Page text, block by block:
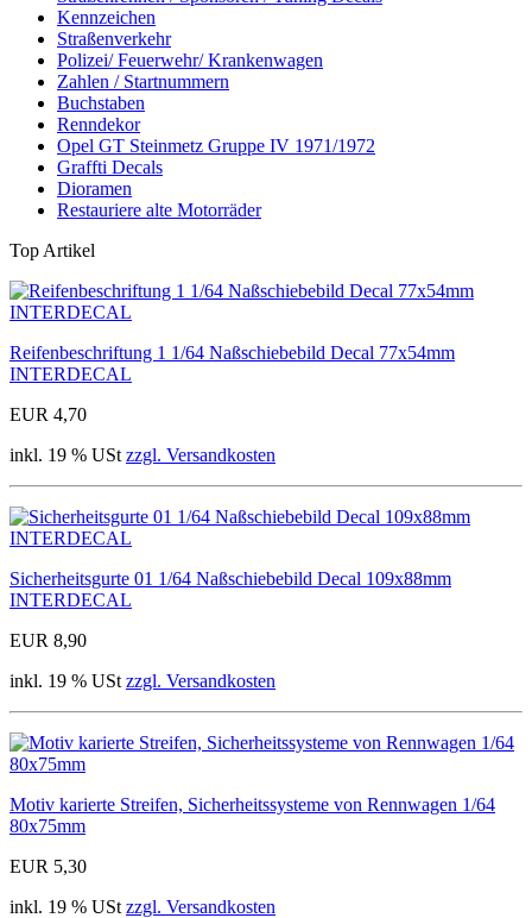
Kennzeichen
Straßenverkehr
Polizei/ Feuerwehr/ Krankenwagen
Zahlen / Startnummern
Buchstaben
Renndekor
Opel GT Steinmetz Gruppe IV 1971/1972
Graffti Decals
Dioramen
Restauriere alte Motorräder
Top Artikel
Reifenbeschriftung 1 1/64 Naßschiebebild Decal 77x54mm
INTERDECAL
EUR 4,70
inkl. 19 % USt zzgl. Versandkosten
Sicherheitsgurte 01 1/64 Naßschiebebild Decal 109x88mm
INTERDECAL
EUR 8,90
inkl. 19 % USt zzgl. Versandkosten
Motiv karierte Streifen, Sicherheitssysteme von Rennwagen 1/64
80x75mm
EUR 5,30
inkl. 19 % USt zzgl. Versandkosten